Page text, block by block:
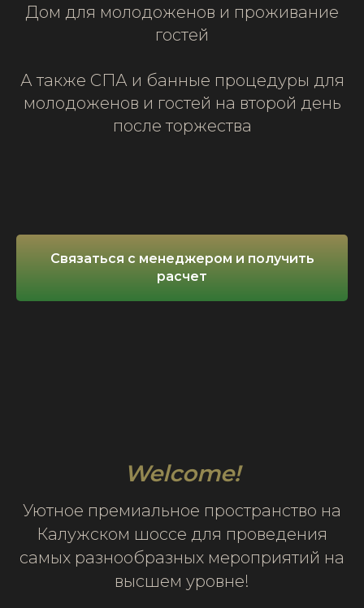
Дом для молодоженов и проживание
гостей
А также СПА и банные процедуры для
молодоженов и гостей на второй день
после торжества
Связаться с менеджером и получить
расчет
Welcome!
Уютное премиальное пространство на
Калужском шоссе для проведения
самых разнообразных мероприятий на
высшем уровне!